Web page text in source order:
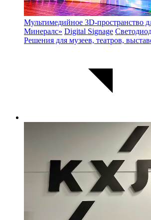
Мультимедийное 3D-пространство
Минералс» Digital Signage
Решения для музеев, театров,